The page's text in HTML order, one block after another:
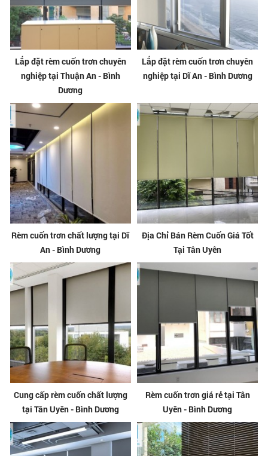
Lắp đặt rèm cuốn trơn chuyên
nghiệp tại Thuận An - Bình
Dương
Lắp đặt rèm cuốn trơn chuyên
nghiệp tại Dĩ An - Bình Dương
Rèm cuốn trơn chất lượng tại Dĩ
An - Bình Dương
Địa Chỉ Bán Rèm Cuốn Giá Tốt
Tại Tân Uyên
Cung cấp rèm cuốn chất lượng
tại Tân Uyên - Bình Dương
Rèm cuốn trơn giá rẻ tại Tân
Uyên - Bình Dương